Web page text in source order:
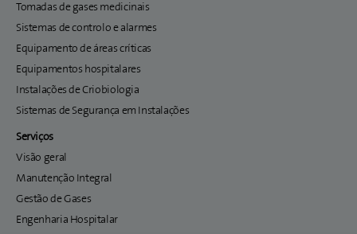
Tomadas de gases medicinais
Sistemas de controlo e alarmes
Equipamento de áreas críticas
Equipamentos hospitalares
Instalações de Criobiologia
Sistemas de Segurança em Instalações
Serviços
Visão geral
Manutenção Integral
Gestão de Gases
Engenharia Hospitalar